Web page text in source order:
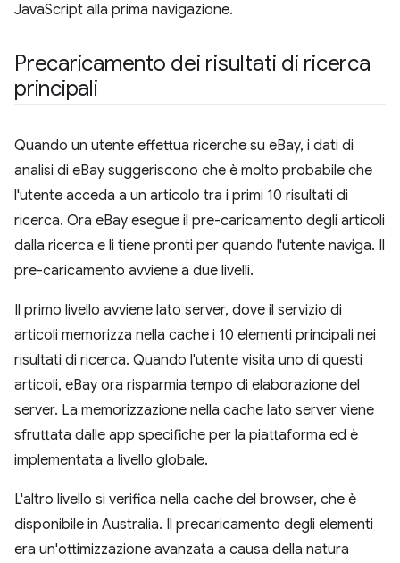
JavaScript alla prima navigazione.
Precaricamento dei risultati di ricerca
principali
Quando un utente effettua ricerche su eBay, i dati di
analisi di eBay suggeriscono che è molto probabile che
l'utente acceda a un articolo tra i primi 10 risultati di
ricerca. Ora eBay esegue il pre-caricamento degli articoli
dalla ricerca e li tiene pronti per quando l'utente naviga. Il
pre-caricamento avviene a due livelli.
Il primo livello avviene lato server, dove il servizio di
articoli memorizza nella cache i 10 elementi principali nei
risultati di ricerca. Quando l'utente visita uno di questi
articoli, eBay ora risparmia tempo di elaborazione del
server. La memorizzazione nella cache lato server viene
sfruttata dalle app specifiche per la piattaforma ed è
implementata a livello globale.
L'altro livello si verifica nella cache del browser, che è
disponibile in Australia. Il precaricamento degli elementi
era un'ottimizzazione avanzata a causa della natura